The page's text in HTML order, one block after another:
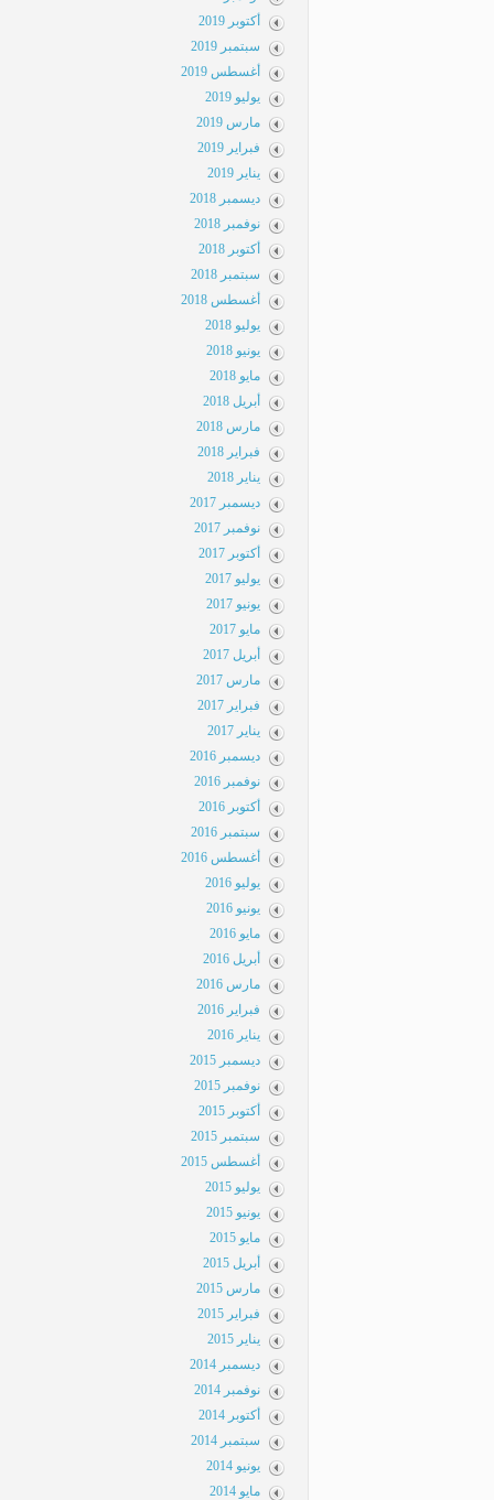
أكتوبر 2019
سبتمبر 2019
أغسطس 2019
يوليو 2019
مارس 2019
فبراير 2019
يناير 2019
ديسمبر 2018
نوفمبر 2018
أكتوبر 2018
سبتمبر 2018
أغسطس 2018
يوليو 2018
يونيو 2018
مايو 2018
أبريل 2018
مارس 2018
فبراير 2018
يناير 2018
ديسمبر 2017
نوفمبر 2017
أكتوبر 2017
يوليو 2017
يونيو 2017
مايو 2017
أبريل 2017
مارس 2017
فبراير 2017
يناير 2017
ديسمبر 2016
نوفمبر 2016
أكتوبر 2016
سبتمبر 2016
أغسطس 2016
يوليو 2016
يونيو 2016
مايو 2016
أبريل 2016
مارس 2016
فبراير 2016
يناير 2016
ديسمبر 2015
نوفمبر 2015
أكتوبر 2015
سبتمبر 2015
أغسطس 2015
يوليو 2015
يونيو 2015
مايو 2015
أبريل 2015
مارس 2015
فبراير 2015
يناير 2015
ديسمبر 2014
نوفمبر 2014
أكتوبر 2014
سبتمبر 2014
يونيو 2014
مايو 2014